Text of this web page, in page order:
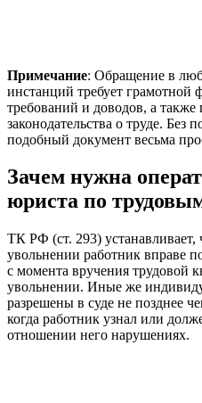
Примечание: Обращение в
инстанций требует грамотной
требований и доводов, а
законодательства о труде.
подобный документ весьма
Зачем нужна
юриста по
ТК РФ (ст. 293) устанавливает,
увольнении работник вправе
с момента вручения трудовой
увольнении. Иные же
разрешены в суде не позднее
когда работник узнал или
отношении него нарушениях.